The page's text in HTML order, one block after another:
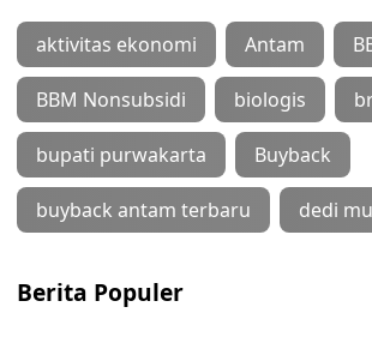
aktivitas ekonomi Antam
BBM Nonsubsidi biologis
bupati purwakarta Buyback
buyback antam terbaru dedi
Berita Populer